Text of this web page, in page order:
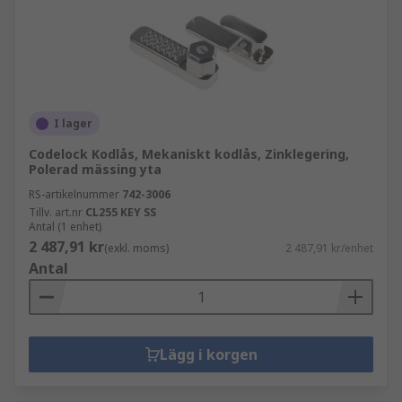
I lager
Codelock Kodlås, Mekaniskt kodlås, Zinklegering,
Polerad mässing yta
RS-artikelnummer 742-3006
Tillv. art.nr CL255 KEY SS
Antal (1 enhet)
2 487,91 kr(exkl. moms) 2 487,91 kr/enhet
Antal
Lägg i korgen